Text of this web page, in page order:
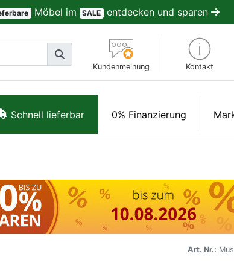
Möbel im SALE entdecken und sparen
Kundenmeinung Kontakt
Schnell lieferbar 0% Finanzierung
Art. Nr.: